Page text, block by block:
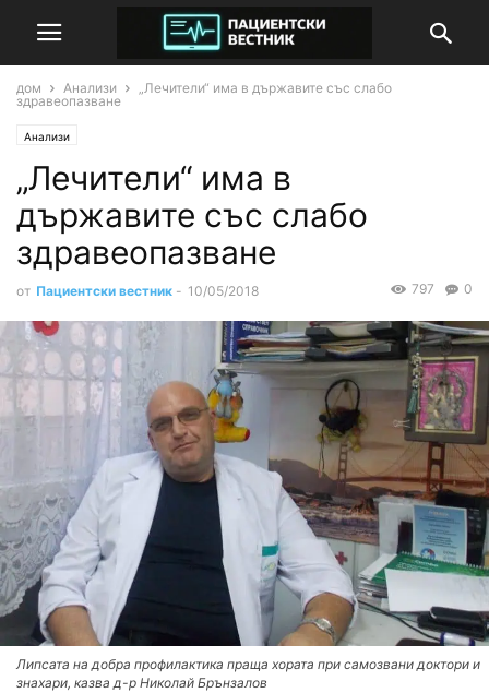
дом Анализи
„Лечители“ има в държавите със слабо
здравеопазване
Анализи
„Лечители“ има в
държавите със слабо
здравеопазване
от Пациентски вестник - 10/05/2018 0
797
Липсата на добра профилактика праща хората при самозвани доктори и
знахари, казва д-р Николай Брънзалов